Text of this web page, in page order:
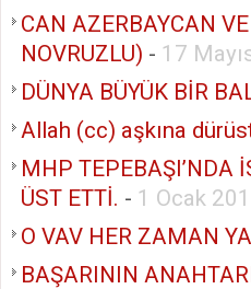
CAN AZERBAYCAN
NOVRUZLU) - 17
DÜNYA BÜYÜK BİR
Allah (cc) aşkına
MHP TEPEBAŞI’NDA
ÜST ETTİ. - 1 Ocak
O VAV HER ZAMAN
BAŞARININ